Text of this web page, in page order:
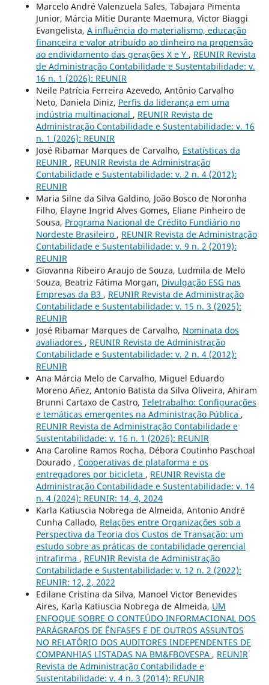
Marcelo André Valenzuela Sales, Tabajara Pimenta
Junior, Márcia Mitie Durante Maemura, Victor Biaggi
Evangelista, A influência do materialismo, educação
financeira e valor atribuído ao dinheiro na propensão
ao endividamento das gerações X e Y , REUNIR Revista
de Administração Contabilidade e Sustentabilidade: v.
16 n. 1 (2026): REUNIR
Neile Patrícia Ferreira Azevedo, Antônio Carvalho
Neto, Daniela Diniz, Perfis da liderança em uma
indústria multinacional , REUNIR Revista de
Administração Contabilidade e Sustentabilidade: v. 16
n. 1 (2026): REUNIR
José Ribamar Marques de Carvalho, Estatísticas da
REUNIR , REUNIR Revista de Administração
Contabilidade e Sustentabilidade: v. 2 n. 4 (2012):
REUNIR
Maria Silne da Silva Galdino, João Bosco de Noronha
Filho, Elayne Ingrid Alves Gomes, Eliane Pinheiro de
Sousa, Programa Nacional de Crédito Fundiário no
Nordeste Brasileiro , REUNIR Revista de Administração
Contabilidade e Sustentabilidade: v. 9 n. 2 (2019):
REUNIR
Giovanna Ribeiro Araujo de Souza, Ludmila de Melo
Souza, Beatriz Fátima Morgan, Divulgação ESG nas
Empresas da B3 , REUNIR Revista de Administração
Contabilidade e Sustentabilidade: v. 15 n. 3 (2025):
REUNIR
José Ribamar Marques de Carvalho, Nominata dos
avaliadores , REUNIR Revista de Administração
Contabilidade e Sustentabilidade: v. 2 n. 4 (2012):
REUNIR
Ana Márcia Melo de Carvalho, Miguel Eduardo
Moreno Añez, Antonio Batista da Silva Oliveira, Ahiram
Brunni Cartaxo de Castro, Teletrabalho: Configurações
e temáticas emergentes na Administração Pública ,
REUNIR Revista de Administração Contabilidade e
Sustentabilidade: v. 16 n. 1 (2026): REUNIR
Ana Caroline Ramos Rocha, Débora Coutinho Paschoal
Dourado , Cooperativas de plataforma e os
entregadores por bicicleta , REUNIR Revista de
Administração Contabilidade e Sustentabilidade: v. 14
n. 4 (2024): REUNIR: 14, 4, 2024
Karla Katiuscia Nobrega de Almeida, Antonio André
Cunha Callado, Relações entre Organizações sob a
Perspectiva da Teoria dos Custos de Transação: um
estudo sobre as práticas de contabilidade gerencial
intrafirma , REUNIR Revista de Administração
Contabilidade e Sustentabilidade: v. 12 n. 2 (2022):
REUNIR: 12, 2, 2022
Edilane Cristina da Silva, Manoel Victor Benevides
Aires, Karla Katiuscia Nobrega de Almeida, UM
ENFOQUE SOBRE O CONTEÚDO INFORMACIONAL DOS
PARÁGRAFOS DE ÊNFASES E DE OUTROS ASSUNTOS
NO RELATÓRIO DOS AUDITORES INDEPENDENTES DE
COMPANHIAS LISTADAS NA BM&FBOVESPA , REUNIR
Revista de Administração Contabilidade e
Sustentabilidade: v. 4 n. 3 (2014): REUNIR